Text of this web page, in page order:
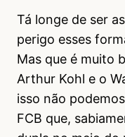
Tá longe de ser
perigo esses
Mas que é muito
Arthur Kohl e o
isso não
FCB que,